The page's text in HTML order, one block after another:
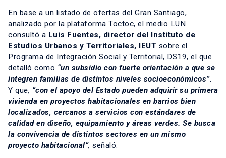
En base a un listado de ofertas del Gran Santiago,
analizado por la plataforma Toctoc, el medio LUN
consultó a Luis Fuentes, director del Instituto de
Estudios Urbanos y Territoriales, IEUT sobre el
Programa de Integración Social y Territorial, DS19, el que
detalló como “un subsidio con fuerte orientación a que se
integren familias de distintos niveles socioeconómicos”.
Y que, “con el apoyo del Estado pueden adquirir su primera
vivienda en proyectos habitacionales en barrios bien
localizados, cercanos a servicios con estándares de
calidad en diseño, equipamiento y áreas verdes. Se busca
la convivencia de distintos sectores en un mismo
proyecto habitacional”, señaló.